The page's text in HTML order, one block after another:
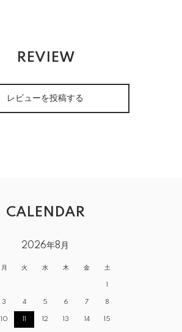
REVIEW
レビューを投稿する
CALENDAR
2026年8月
月 火 水 木 金 土
1
3 4 5 6 7 8
10 11 12 13 14 15